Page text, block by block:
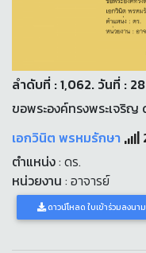
ลำดับที่ : 1,062. วันที่ :
ขอพระองค์ทรงพระเจริญ
เอกวินิต พรหมรักษา
ตำแหน่ง: ดร.
หน่วยงาน : อาจารย์
ดาวน์โหลด ใบเข้าร่วมลงนา